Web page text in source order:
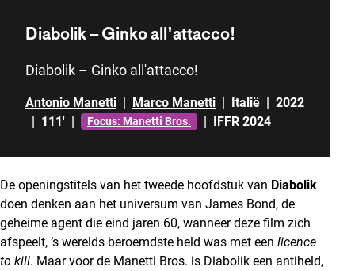
Diabolik – Ginko all’attacco!
Diabolik – Ginko all'attacco!
Antonio Manetti | Marco Manetti | Italië | 2022
| 111' | Focus: Manetti Bros. | IFFR 2024
De openingstitels van het tweede hoofdstuk van Diabolik
doen denken aan het universum van James Bond, de
geheime agent die eind jaren 60, wanneer deze film zich
afspeelt, ’s werelds beroemdste held was met een licence
to kill. Maar voor de Manetti Bros. is Diabolik een antiheld,